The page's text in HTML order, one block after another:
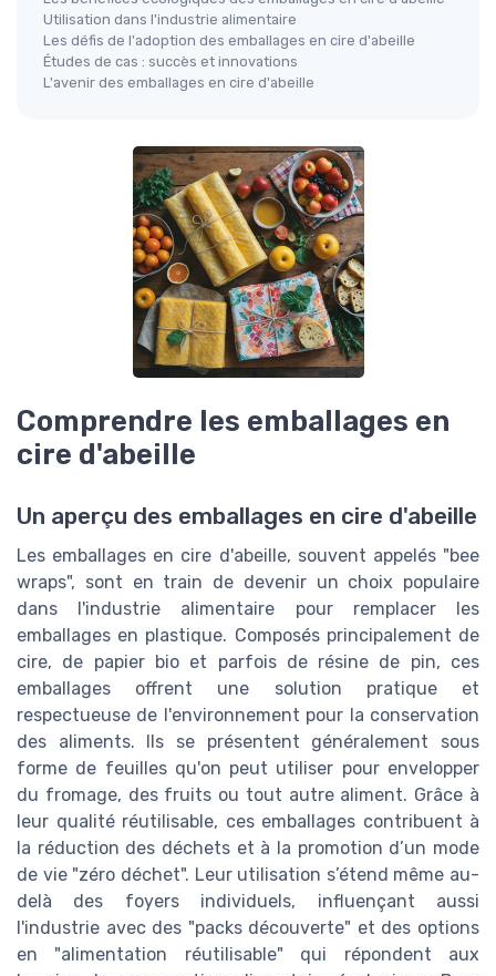
Utilisation dans l'industrie alimentaire
Les défis de l'adoption des emballages en cire d'abeille
Études de cas : succès et innovations
L'avenir des emballages en cire d'abeille
Comprendre les emballages en
cire d'abeille
Un aperçu des emballages en cire d'abeille
Les emballages en cire d'abeille, souvent appelés "bee
wraps", sont en train de devenir un choix populaire
dans l'industrie alimentaire pour remplacer les
emballages en plastique. Composés principalement de
cire, de papier bio et parfois de résine de pin, ces
emballages offrent une solution pratique et
respectueuse de l'environnement pour la conservation
des aliments. Ils se présentent généralement sous
forme de feuilles qu'on peut utiliser pour envelopper
du fromage, des fruits ou tout autre aliment. Grâce à
leur qualité réutilisable, ces emballages contribuent à
la réduction des déchets et à la promotion d’un mode
de vie "zéro déchet". Leur utilisation s’étend même au-
delà des foyers individuels, influençant aussi
l'industrie avec des "packs découverte" et des options
en "alimentation réutilisable" qui répondent aux